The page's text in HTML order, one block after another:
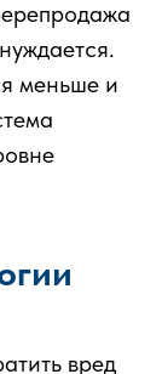
меньше и
вред